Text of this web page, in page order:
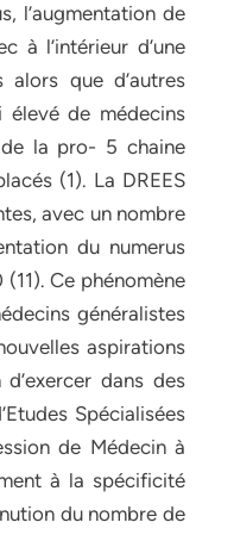
l’augmentation de
à l’intérieur d’une
que d’autres
élevé de médecins
la pro- 5 chaine
(1). La DREES
avec un nombre
du numerus
Ce phénomène
généralistes
aspirations
dans des
Spécialisées
de Médecin à
à la spécificité
du nombre de